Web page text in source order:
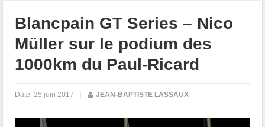
Blancpain GT Series – Nico
Müller sur le podium des
1000km du Paul-Ricard
Date: 25 juin 2017 | JEAN-BAPTISTE LASSAUX